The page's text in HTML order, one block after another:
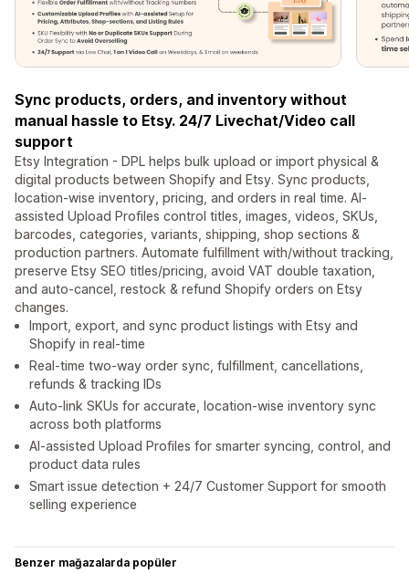
Sync products, orders, and inventory without
manual hassle to Etsy. 24/7 Livechat/Video call
support
Etsy Integration - DPL helps bulk upload or import physical &
digital products between Shopify and Etsy. Sync products,
location-wise inventory, pricing, and orders in real time. AI-
assisted Upload Profiles control titles, images, videos, SKUs,
barcodes, categories, variants, shipping, shop sections &
production partners. Automate fulfillment with/without tracking,
preserve Etsy SEO titles/pricing, avoid VAT double taxation,
and auto-cancel, restock & refund Shopify orders on Etsy
changes.
Import, export, and sync product listings with Etsy and
Shopify in real-time
Real-time two-way order sync, fulfillment, cancellations,
refunds & tracking IDs
Auto-link SKUs for accurate, location-wise inventory sync
across both platforms
AI-assisted Upload Profiles for smarter syncing, control, and
product data rules
Smart issue detection + 24/7 Customer Support for smooth
selling experience
Benzer mağazalarda popüler